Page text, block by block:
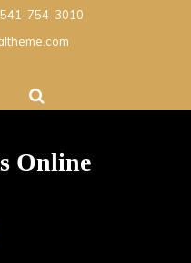
754-3010
Online